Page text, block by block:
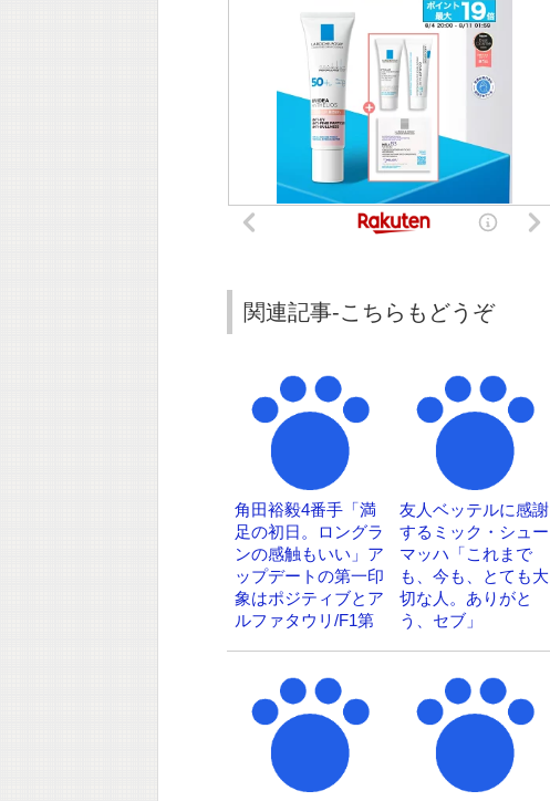
関連記事-こちらもどうぞ
角田裕毅4番手「満
足の初日。ロングラ
ンの感触もいい」ア
ップデートの第一印
象はポジティブとア
ルファタウリ/F1第
友人ベッテルに感謝
するミック・シュー
マッハ「これまで
も、今も、とても大
切な人。ありがと
う、セブ」